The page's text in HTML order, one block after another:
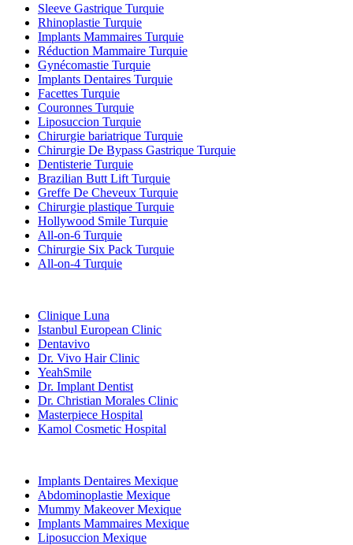
Sleeve Gastrique Turquie
Rhinoplastie Turquie
Implants Mammaires Turquie
Réduction Mammaire Turquie
Gynécomastie Turquie
Implants Dentaires Turquie
Facettes Turquie
Couronnes Turquie
Liposuccion Turquie
Chirurgie bariatrique Turquie
Chirurgie De Bypass Gastrique Turquie
Dentisterie Turquie
Brazilian Butt Lift Turquie
Greffe De Cheveux Turquie
Chirurgie plastique Turquie
Hollywood Smile Turquie
All-on-6 Turquie
Chirurgie Six Pack Turquie
All-on-4 Turquie
Clinique Luna
Istanbul European Clinic
Dentavivo
Dr. Vivo Hair Clinic
YeahSmile
Dr. Implant Dentist
Dr. Christian Morales Clinic
Masterpiece Hospital
Kamol Cosmetic Hospital
Implants Dentaires Mexique
Abdominoplastie Mexique
Mummy Makeover Mexique
Implants Mammaires Mexique
Liposuccion Mexique